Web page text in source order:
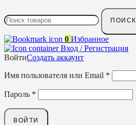
ПОИСК
0 Избранное
Вход / Регистрация
ВойтиСоздать аккаунт
Имя пользователя или Email *
Пароль *
ВОЙТИ